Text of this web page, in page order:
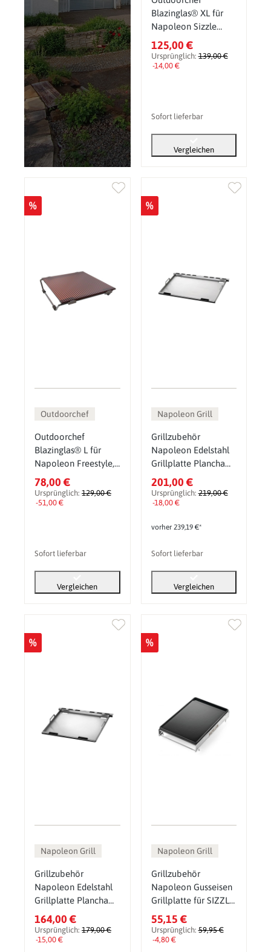
Blazinglas® XL für
Napoleon Sizzle
Zone Prestige PRO
(665/500) / Prestige /
Rogue SE / RSE
125,00 €
Ursprünglich:139,00 €
-14,00 €
Sofort lieferbar
Vergleichen
%
Outdoorchef
Outdoorchef
Blazinglas® L für
Napoleon Freestyle,
Rogue XT
78,00 €
Ursprünglich: 129,00 €
-51,00 €
Sofort lieferbar
Vergleichen
%
Napoleon Grill
Grillzubehör
Napoleon Edelstahl
Grillplatte Plancha
für Prestige/PRO,
sowie Rogue 525 &
625
201,00 €
Ursprünglich:219,00 €
-18,00 €
vorher 239,19 €*
Sofort lieferbar
Vergleichen
%
Napoleon Grill
Grillzubehör
Napoleon Edelstahl
Grillplatte Plancha
für Rogue und
Freestyle 425
164,00 €
Ursprünglich: 179,00 €
-15,00 €
%
Napoleon Grill
Grillzubehör
Napoleon Gusseisen
Grillplatte für SIZZLE
ZONE Groß, Plancha
für Rogue SE-, PRO-
und Prestige-Grills
55,15 €
Ursprünglich:59,95 €
-4,80 €